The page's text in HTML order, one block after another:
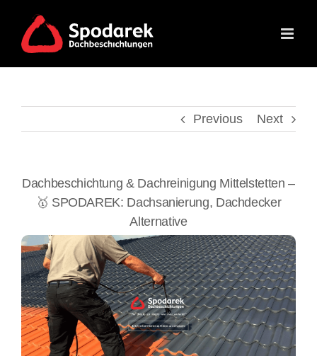
content
Previous Next
Dachbeschichtung & Dachreinigung Mittelstetten –
🥇 SPODAREK: Dachsanierung, Dachdecker
Alternative